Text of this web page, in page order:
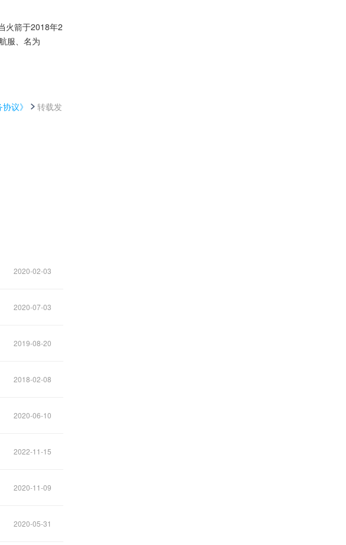
火箭于2018年2
服、名为
议》
转载发
2020-02-03
2020-07-03
2019-08-20
2018-02-08
2020-06-10
2022-11-15
2020-11-09
2020-05-31